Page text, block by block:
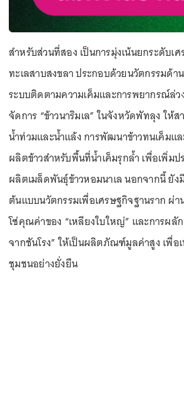
สำหรับส่วนที่สอง เป็นการมุ่งเน้นยกระดับเ
ทะเลสาบสงขลา ประกอบด้วยนวัตกรรมด้า
ระบบติดตามความเค็มและการพยากรณ์ล่ว
จัดการ “ข้าวนาริมเล” ในจังหวัดพัทลุง ให้ส
น้ำท่วมและน้ำแล้ง การพัฒนาข้าวทนเค็มแล
ผลิตข้าวสำหรับพื้นที่น้ำเค็มรุกล้ำ เพื่อเพิ่ม
ผลิตเมล็ดพันธุ์ข้าวหอมนาเล นอกจากนี้ ยั
ต้นแบบนวัตกรรมเพื่อเศรษฐกิจฐานราก ผ่า
โซ่คุณค่าของ “เหลียงใบใหญ่” และการผลั
จากชันโรง” ให้เป็นผลิตภัณฑ์มูลค่าสูง เพื่อ
ชุมชนอย่างยั่งยืน